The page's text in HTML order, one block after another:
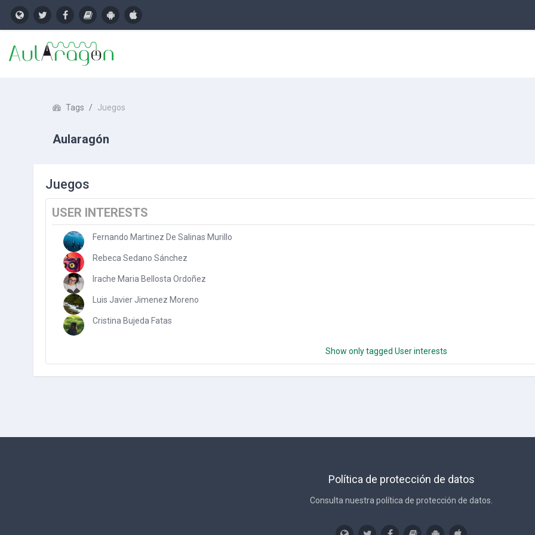
Tags Juegos
Aularagón
Juegos
USER INTERESTS
Fernando Martinez De Salinas Murillo
Rebeca Sedano Sánchez
Irache Maria Bellosta Ordoñez
Luis Javier Jimenez Moreno
Cristina Bujeda Fatas
Show only tagged User interests
Política de protección de datos
Consulta nuestra política de protección de datos.